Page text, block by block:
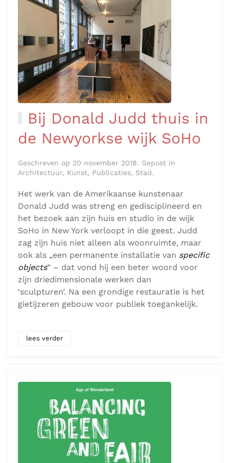
Bij Donald Judd thuis in
de Newyorkse wijk SoHo
Geschreven op 20 november 2018. Gepost in
Architectuur, Kunst, Publicaties, Stad.
Het werk van de Amerikaanse kunstenaar
Donald Judd was streng en gedisciplineerd en
het bezoek aan zijn huis en studio in de wijk
SoHo in New York verloopt in die geest. Judd
zag zijn huis niet alleen als woonruimte, maar
ook als „een permanente installatie van specific
objects” – dat vond hij een beter woord voor
zijn driedimensionale werken dan
‘sculpturen’. Na een grondige restauratie is het
gietijzeren gebouw voor publiek toegankelijk.
lees verder